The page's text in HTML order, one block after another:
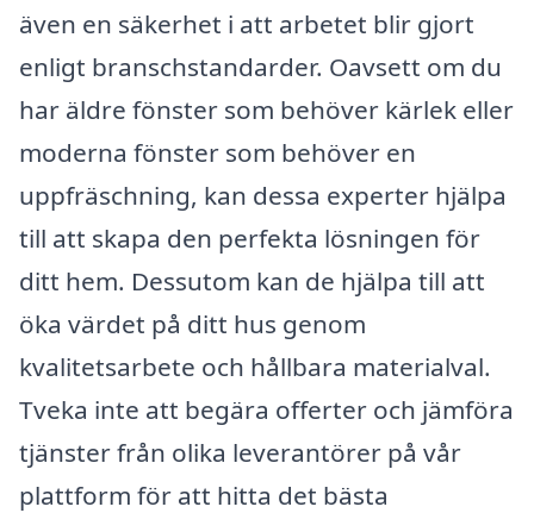
även en säkerhet i att arbetet blir gjort
enligt branschstandarder. Oavsett om du
har äldre fönster som behöver kärlek eller
moderna fönster som behöver en
uppfräschning, kan dessa experter hjälpa
till att skapa den perfekta lösningen för
ditt hem. Dessutom kan de hjälpa till att
öka värdet på ditt hus genom
kvalitetsarbete och hållbara materialval.
Tveka inte att begära offerter och jämföra
tjänster från olika leverantörer på vår
plattform för att hitta det bästa